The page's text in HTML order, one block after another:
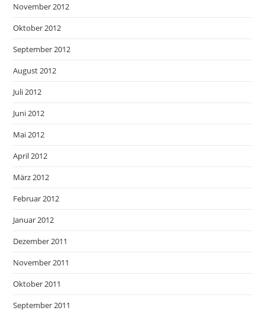
November 2012
Oktober 2012
September 2012
August 2012
Juli 2012
Juni 2012
Mai 2012
April 2012
März 2012
Februar 2012
Januar 2012
Dezember 2011
November 2011
Oktober 2011
September 2011